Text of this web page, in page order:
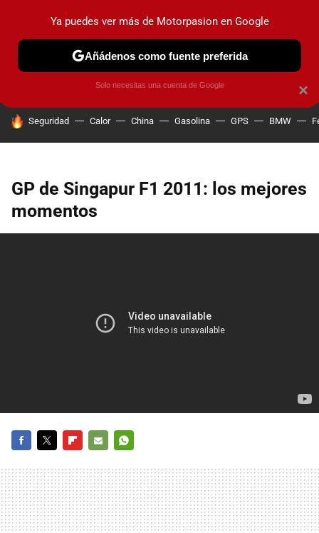
PRUEBAS COCHES ELÉCTRICOS OBSERVATORIO
HOY SE HABLA DE
Seguridad Calor China Gasolina GPS BMW
GP de Singapur F1 2011: los mejores
momentos
MAIL
×
Ya puedes ver más de Motorpasion en Google
Añádenos como fuente preferida
Solo necesitas una cuenta de Google